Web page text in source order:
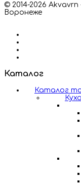
© 2014-2026
Воронеже
Каталог
Каталог